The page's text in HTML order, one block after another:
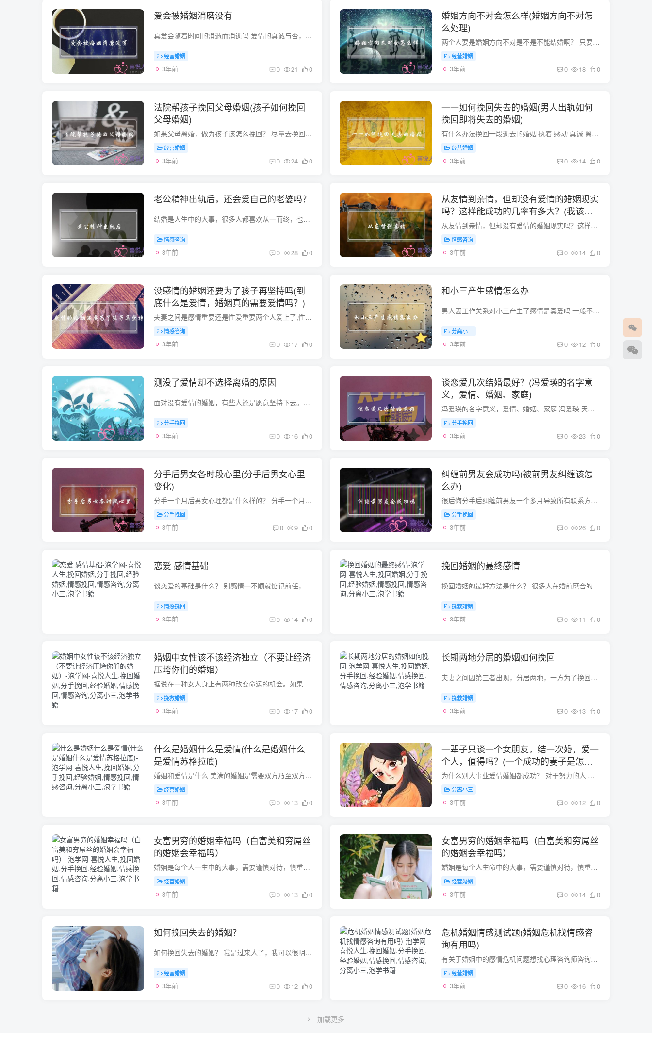
爱会被婚姻消磨没有
真爱会随着时间的消逝而消逝吗 爱情的真诚与否，不是用时间的长久来衡量。。。 那怕只是一天便消逝的爱恋，只要爱了，都是有所保留，保留在心里，不褪色，不贬值。 不管时间的变迁，还是感情的...
经营婚姻
3年前 0 21 0
婚姻方向不对会怎么样(婚姻方向不对怎
么处理)
两个人要是婚姻方向不对是不是不能结婚啊？ 只要彼此相爱，比什么都重要又何必顾及那多世俗，方向在对，没有感情的爱情就是走上爱情天堂交上的一张白卷，谈何意义！~~~结婚是为了幸福，不是为了...
经营婚姻
3年前 0 18 0
法院帮孩子挽回父母婚姻(孩子如何挽回
父母婚姻)
如果父母离婚，做为孩子该怎么挽回？ 尽量去挽回，但不要做出出格的行为，不然父母都会因你而难过，父母离婚不是因为你，而是因为二人的感情不和。 作为孩子如果可以尽量挽回尽量去做，但实在不...
经营婚姻
3年前 0 24 0
一一如何挽回失去的婚姻(男人出轨如何
挽回即将失去的婚姻)
有什么办法挽回一段逝去的婚姻 执着 感动 真诚 离婚是为什么，如果不是背叛，是可以，也是有必要挽回的 如果是背叛，我想既然失去了，就让他成为过去吧！如同曾经一样的关心他 同时要避免导致婚...
经营婚姻
3年前 0 14 0
老公精神出轨后，还会爱自己的老婆吗？
结婚是人生中的大事，很多人都喜欢从一而终，也都渴望从一而终，当一个人结成婚以后，都是非常希望自己能够牵着老公的手一直走下去，能够携手共进人生，但是并不是所有的事情都会顺心如意的，很...
情感咨询
3年前 0 28 0
从友情到亲情，但却没有爱情的婚姻现实
吗？这样能成功的几率有多大？(我该怎
么维持我们的婚姻？这样爱着真的好
累！)
从友情到亲情，但却没有爱情的婚姻现实吗？这样能成功的几率有多大？ 男性一般在12个月，女性一般在18个月，就由爱转为亲，摸着女朋友的手就像左手摸右手，这个就是一种亲的体现。这个是一个人...
情感咨询
3年前 0 14 0
没感情的婚姻还要为了孩子再坚持吗(到
底什么是爱情，婚姻真的需要爱情吗？)
夫妻之间是感情重要还是性爱重要两个人爱上了,性爱,是彼此相爱的激情. 两者不可缺一,性爱是传达增加感情的调和剂.没感情的婚姻还要为了孩子再坚持吗你们的吵吵闹闹是源于什么事情呢？每天的柴米...
情感咨询
3年前 0 17 0
和小三产生感情怎么办
男人因工作关系对小三产生了感情是真爱吗 一般不是。只是图个新鲜，或则是男人的征服欲望，还有可能是能从小三那里得到媳妇不能满足的。 如果一段爱情里出现了第三者怎么办？ 如果你还爱他而他...
分离小三
3年前 0 12 0
测没了爱情却不选择离婚的原因
面对没有爱情的婚姻，有些人还是愿意坚持下去。虽然这种做法不能让所有人都理解和认同，但这种人还是不会改变自己的做法。那么为什么不选择没有爱情的离婚呢？测试马上就会知道答案。让我们一起...
分手挽回
3年前 0 16 0
谈恋爱几次结婚最好？(冯爱瑛的名字意
义，爱情、婚姻、家庭)
冯爱瑛的名字意义，爱情、婚姻、家庭 冯爱瑛 天格数理 13(火）[又称先格，是祖先留下来的，对人生影响不大]，暗示： （春日牡丹）才艺多能，智谋奇略，忍柔当事，鸣奏大功。 (吉) 人格数理 25(...
分手挽回
3年前 0 23 0
分手后男女各时段心里(分手后男女心里
变化)
分手一个月后男女心理都是什么样的？ 分手一个月后男女心理：男：分手一个月一个人的日子就要好好过，放纵过。甚至会暗自庆幸自己终于离开了你。不过慢慢的，男人会发现一个人的生活挺无趣的，...
分手挽回
3年前 0 9 0
纠缠前男友会成功吗(被前男友纠缠该怎
么办)
很后悔分手后纠缠前男友一个多月导致所有联系方式都被拉黑了怎么办？ 分手了就不要再纠缠了，感情是不能勉强的，既然他不爱你，就分得干干脆脆，彻彻底底，给自己留一点尊严，你爱的太卑微了，...
分手挽回
3年前 0 26 0
恋爱 感情基础
谈恋爱的基础是什么？ 别感情一不顺就惦记前任， 但凡能错过的感情 就不值得遗憾。 真的合适就不会分了。 分手别自责， “要是我不这样 我们是不是就不会那样了”， 你完全可以换个思维 “要不...
情感挽回
3年前 0 14 0
挽回婚姻的最终感情
挽回婚姻的最好方法是什么？ 很多人在婚前磨合的过程做得不到位，进入婚姻后，发现了许多问题。婚姻的危机起因往往是争吵，导致情绪起伏大，在这样的情况下引起大脑认知闭合，于是，人的理性就...
挽救婚姻
3年前 0 11 0
婚姻中女性该不该经济独立（不要让经济
压垮你们的婚姻）
据说在一种女人身上有两种改变命运的机会。如果说高考是女人改变命运的第一次机会，那么改变命运的第二次机会大概就是婚姻。这说明了婚姻对女性的重要性。婚姻中什么是重要的？是的，可能是钱。...
挽救婚姻
3年前 0 17 0
长期两地分居的婚姻如何挽回
夫妻之间因第三者出现，分居两地，一方为了挽回婚姻，另一方却一直再 女人要有自己的底线，不是离开这个男人你就一无所有了。原谅太轻易，男人就容易无所谓，他意识不到失去你，这个家散了有什...
挽救婚姻
3年前 0 13 0
什么是婚姻什么是爱情(什么是婚姻什么
是爱情苏格拉底)
婚姻和爱情是什么 美满的婚姻是需要双方乃至双方家庭的支撑和和睦相处，双方家境爱情和婚姻是两码事，爱情是爱情，婚姻是婚姻，爱情可以是两个人之间的事、文化、等背景要比较对等、地位、出身...
经营婚姻
3年前 0 13 0
一辈子只谈一个女朋友，结一次婚，爱一
个人，值得吗？(一个成功的妻子是怎样
的？)
为什么别人事业爱情婚姻都成功？ 对于努力的人 成功会迟到 但永远不会缺席 一个成功的妻子是怎样的？1、孝敬公婆 : 婆媳关系自古以来是家庭中最为头痛的问题之一，如果媳妇做的好，对丈夫就是很...
分离小三
3年前 0 12 0
女富男穷的婚姻幸福吗（白富美和穷屌丝
的婚姻会幸福吗）
婚姻是每个人一生中的大事，需要谨慎对待，慎重考虑。不能一时冲动选错人，导致自己的婚姻生活不幸。婚姻真的需要建立在爱情的基础上。没有爱情的婚姻注定是不幸福的，但爱情不是婚姻的全部。不...
经营婚姻
3年前 0 13 0
女富男穷的婚姻幸福吗（白富美和穷屌丝
的婚姻会幸福吗）
婚姻是每个人生命中的大事，需要谨慎对待，慎重考虑，不能因为一时冲动，选择了错误的人，导致了自己的婚姻生活不幸。婚姻确实需要以爱情为基础，没有爱情的婚姻注定不会幸福，但是爱情不是婚姻...
经营婚姻
3年前 0 14 0
如何挽回失去的婚姻？
如何挽回失去的婚姻？ 我是过来人了，我可以很明确地告诉你 即便是婚姻挽回来了 但是没有爱情的婚姻是不幸福的 是可悲的 爱情就象建筑施工中的地基一样 其中的道理你可以慢慢去领会 妻子怎样挽...
经营婚姻
3年前 0 12 0
危机婚姻情感测试题(婚姻危机找情感咨
询有用吗)
有关于婚姻中的感情危机问题想找心理咨询师咨询一下，家在西安 大唐西市的陕 西卓 言咨询中心不错，他们有很多婚姻情感方面的心理专家的！ 谁有关于爱情心理测试的题目？ 从这个心理测验看看你...
经营婚姻
3年前 0 16 0
加载更多